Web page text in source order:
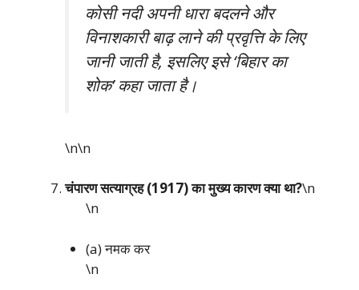
कोसी नदी अपनी धारा बदलने और
विनाशकारी बाढ़ लाने की प्रवृत्ति के लिए
जानी जाती है, इसलिए इसे ‘बिहार का
शोक’ कहा जाता है।
\n\n
चंपारण सत्याग्रह (1917) का मुख्य कारण क्या था?\n
\n
(a) नमक कर
\n